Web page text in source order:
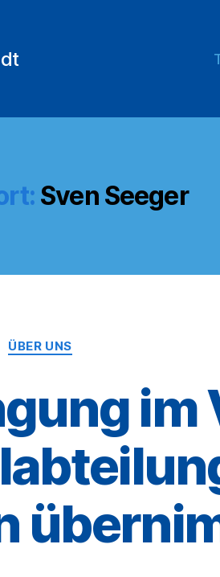
Sven Seeger
Kategorien
ÜBER UNS
im